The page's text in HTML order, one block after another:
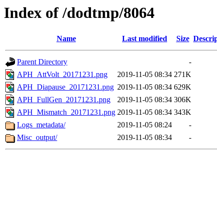
Index of /dodtmp/8064
Name Last modified Size
Parent Directory
-
APH_AttVolt_20171231.png
2019-11-05 08:34 271K
APH_Diapause_20171231.png 2019-11-05 08:34 629K
APH_FullGen_20171231.png
2019-11-05 08:34 306K
APH_Mismatch_20171231.png 2019-11-05 08:34 343K
Logs_metadata/
2019-11-05 08:24
-
Misc_output/
2019-11-05 08:34 -